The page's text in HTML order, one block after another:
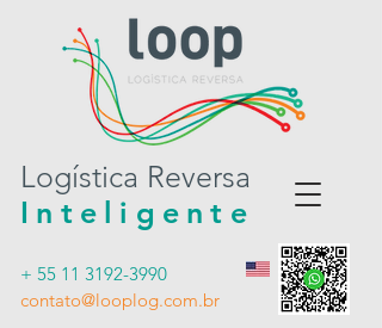
Logística Reversa
Inteligente
+ 55 11 3192-3990
contato@looplog.com.br